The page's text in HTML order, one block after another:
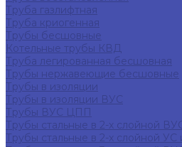
Труба газлифтная
Труба криогенная
Трубы бесшовные
Котельные трубы КВД
Труба легированная бесшовная
Трубы нержавеющие бесшовные
Трубы в изоляции
Трубы в изоляции ВУС
Трубы ВУС ЦПП
Трубы стальные в 2-х слойной
Трубы стальные в 2-х слойной УС